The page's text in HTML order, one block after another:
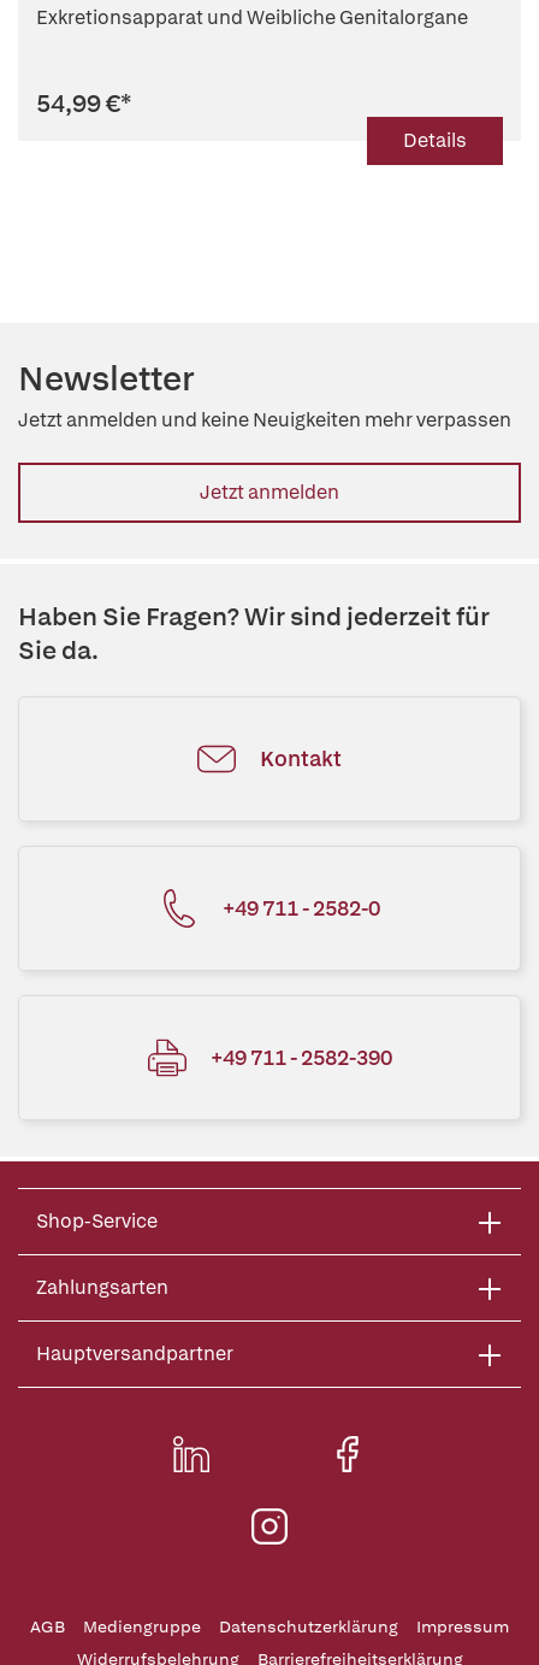
Exkretionsapparat und Weibliche Genitalorgane
54,99 €*
Details
Newsletter
Jetzt anmelden und keine Neuigkeiten mehr verpassen
Jetzt anmelden
Haben Sie Fragen? Wir sind jederzeit für
Sie da.
Kontakt
+49 711 - 2582-0
+49 711 - 2582-390
Shop-Service
Zahlungsarten
Hauptversandpartner
AGB Mediengruppe Datenschutzerklärung
Impressum
Widerrufsbelehrung
Barrierefreiheitserklärung